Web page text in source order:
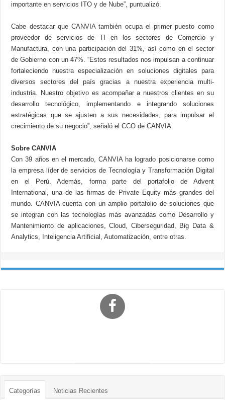
importante en servicios ITO y de Nube”, puntualizó.
Cabe destacar que CANVIA también ocupa el primer puesto como
proveedor de servicios de TI en los sectores de Comercio y
Manufactura, con una participación del 31%, así como en el sector
de Gobierno con un 47%. “Estos resultados nos impulsan a continuar
fortaleciendo nuestra especialización en soluciones digitales para
diversos sectores del país gracias a nuestra experiencia multi-
industria. Nuestro objetivo es acompañar a nuestros clientes en su
desarrollo tecnológico, implementando e integrando soluciones
estratégicas que se ajusten a sus necesidades, para impulsar el
crecimiento de su negocio”, señaló el CCO de CANVIA.
Sobre CANVIA
Con 39 años en el mercado, CANVIA ha logrado posicionarse como
la empresa líder de servicios de Tecnología y Transformación Digital
en el Perú. Además, forma parte del portafolio de Advent
International, una de las firmas de Private Equity más grandes del
mundo. CANVIA cuenta con un amplio portafolio de soluciones que
se integran con las tecnologías más avanzadas como Desarrollo y
Mantenimiento de aplicaciones, Cloud, Ciberseguridad, Big Data &
Analytics, Inteligencia Artificial, Automatización, entre otras.
Categorías Noticias Recientes